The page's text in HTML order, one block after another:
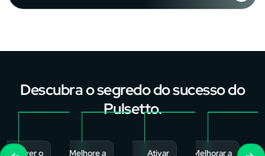
Descubra o segredo do sucesso do
Pulsetto.
o Melhore a Ativar Melhorar a